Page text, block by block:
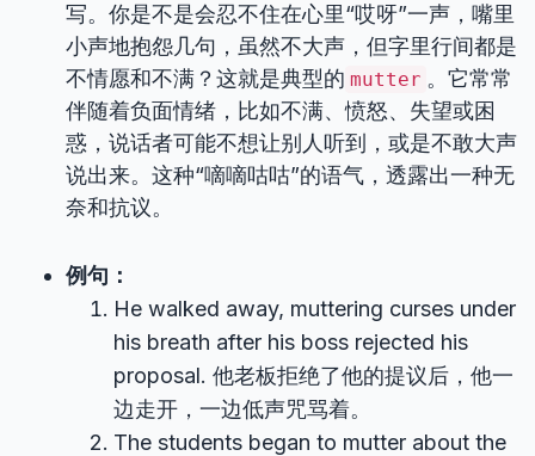
写。你是不是会忍不住在心里“哎呀”一声，嘴里
小声地抱怨几句，虽然不大声，但字里行间都是
不情愿和不满？这就是典型的 mutter 。它常常
伴随着负面情绪，比如不满、愤怒、失望或困
惑，说话者可能不想让别人听到，或是不敢大声
说出来。这种“嘀嘀咕咕”的语气，透露出一种无
奈和抗议。
例句：
He walked away, muttering curses under
his breath after his boss rejected his
proposal. 他老板拒绝了他的提议后，他一
边走开，一边低声咒骂着。
The students began to mutter about the